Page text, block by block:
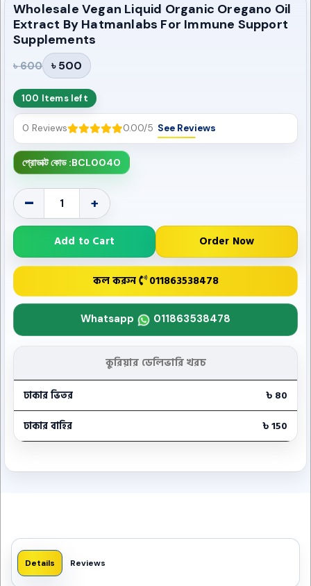
Wholesale Vegan Liquid Organic Oregano Oil
Extract By Hatmanlabs For Immune Support
Supplements
৳ 600 ৳ 500
100 Items left
0 Reviews 0.00/5 See Reviews
প্রোডাক্ট কোড :BCL0040
- +
Add to Cart Order Now
কল করুন 011863538478
Whatsapp 011863538478
কুরিয়ার ডেলিভারি খরচ
ঢাকার ভিতর
৳ 80
ঢাকার বাহির
৳ 150
Details Reviews